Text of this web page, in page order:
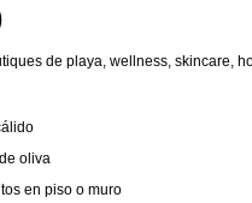
de playa, wellness, skincare,
oliva
en piso o muro